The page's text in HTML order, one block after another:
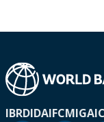
IBRDIDAIFCMIGA